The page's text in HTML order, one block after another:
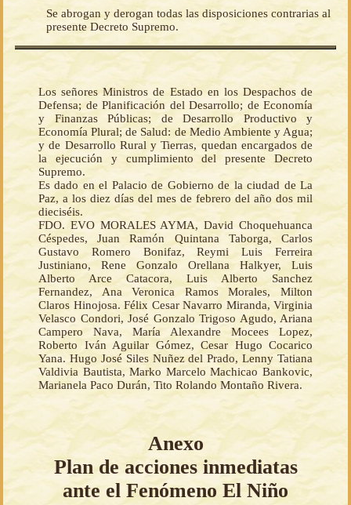
Se abrogan y derogan todas las disposiciones contrarias al
presente Decreto Supremo.
Los señores Ministros de Estado en los Despachos de
Defensa; de Planificación del Desarrollo; de Economía
y Finanzas Públicas; de Desarrollo Productivo y
Economía Plural; de Salud: de Medio Ambiente y Agua;
y de Desarrollo Rural y Tierras, quedan encargados de
la ejecución y cumplimiento del presente Decreto
Supremo.
Es dado en el Palacio de Gobierno de la ciudad de La
Paz, a los diez días del mes de febrero del año dos mil
dieciséis.
FDO. EVO MORALES AYMA, David Choquehuanca
Céspedes, Juan Ramón Quintana Taborga, Carlos
Gustavo Romero Bonifaz, Reymi Luis Ferreira
Justiniano, Rene Gonzalo Orellana Halkyer, Luis
Alberto Arce Catacora, Luis Alberto Sanchez
Fernandez, Ana Veronica Ramos Morales, Milton
Claros Hinojosa. Félix Cesar Navarro Miranda, Virginia
Velasco Condori, José Gonzalo Trigoso Agudo, Ariana
Campero Nava, María Alexandre Mocees Lopez,
Roberto Iván Aguilar Gómez, Cesar Hugo Cocarico
Yana. Hugo José Siles Nuñez del Prado, Lenny Tatiana
Valdivia Bautista, Marko Marcelo Machicao Bankovic,
Marianela Paco Durán, Tito Rolando Montaño Rivera.
Anexo
Plan de acciones inmediatas
ante el Fenómeno El Niño